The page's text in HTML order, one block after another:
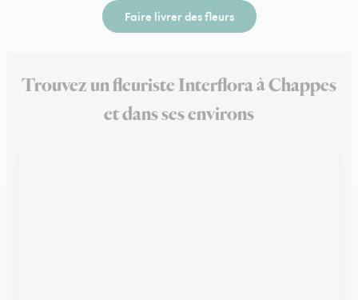
Faire livrer des fleurs
Trouvez un fleuriste Interflora à Chappes
et dans ses environs